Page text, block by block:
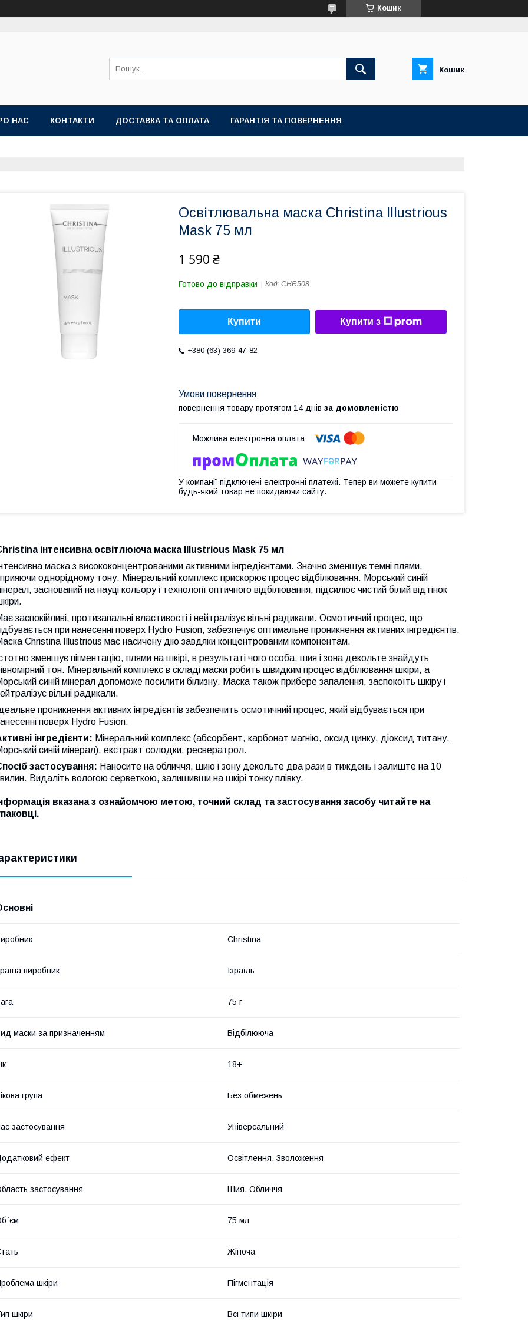
Кошик
Кошик
НАС КОНТАКТИ ДОСТАВКА ТА ОПЛАТА ГАРАНТІЯ ТА ПОВЕРНЕННЯ
Освітлювальна маска Christina Illustrious
Mask 75 мл
1 590 ₴
Готово до відправки Код: CHR508
Купити Купити з
+380 (63) 369-47-82
повернення товару протягом 14 днів за домовленістю
У компанії підключені електронні платежі. Тепер ви можете купити
будь-який товар не покидаючи сайту.
інтенсивна освітлююча маска Illustrious Mask 75 мл
маска з висококонцентрованими активними інгредієнтами. Значно зменшує темні плями,
однорідному тону. Мінеральний комплекс прискорює процес відбілювання. Морський синій
заснований на науці кольору і технології оптичного відбілювання, підсилює чистий білий відтінок
заспокійливі, протизапальні властивості і нейтралізує вільні радикали. Осмотичний процес, що
при нанесенні поверх Hydro Fusion, забезпечує оптимальне проникнення активних інгредієнтів.
Christina Illustrious має насичену дію завдяки концентрованим компонентам.
зменшує пігментацію, плями на шкірі, в результаті чого особа, шия і зона декольте знайдуть
тон. Мінеральний комплекс в складі маски робить швидким процес відбілювання шкіри, а
синій мінерал допоможе посилити білизну. Маска також прибере запалення, заспокоїть шкіру і
вільні радикали.
проникнення активних інгредієнтів забезпечить осмотичний процес, який відбувається при
поверх Hydro Fusion.
інгредієнти: Мінеральний комплекс (абсорбент, карбонат магнію, оксид цинку, діоксид титану,
синій мінерал), екстракт солодки, ресвератрол.
застосування: Наносите на обличчя, шию і зону декольте два рази в тиждень і залиште на 10
Видаліть вологою серветкою, залишивши на шкірі тонку плівку.
вказана з ознайомчою метою, точний склад та застосування засобу читайте на
Christina
виробник Ізраїль
75 г
маски за призначенням Відбілююча
18+
група Без обмежень
застосування Універсальний
ефект Освітлення, Зволоження
застосування Шия, Обличчя
75 мл
Жіноча
шкіри Пігментація
шкіри Всі типи шкіри